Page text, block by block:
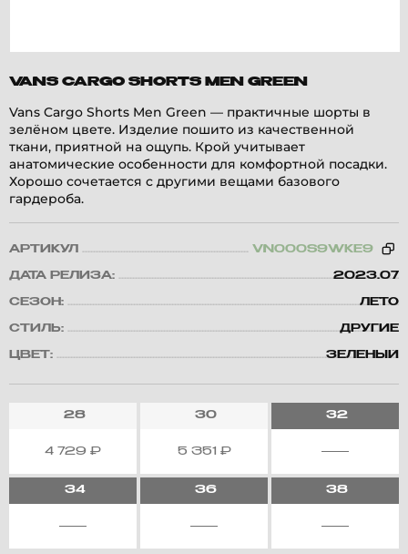
VANS CARGO SHORTS MEN GREEN
Vans Cargo Shorts Men Green — практичные шорты в
зелёном цвете. Изделие пошито из качественной
ткани, приятной на ощупь. Крой учитывает
анатомические особенности для комфортной посадки.
Хорошо сочетается с другими вещами базового
гардероба.
АРТИКУЛ VN000S9WKE9
ДАТА РЕЛИЗА: 2023.07
СЕЗОН: ЛЕТО
СТИЛЬ: ДРУГИЕ
ЦВЕТ: ЗЕЛЕНЫЙ
28
4 729 ₽
30
5 351 ₽
32
34 36 38